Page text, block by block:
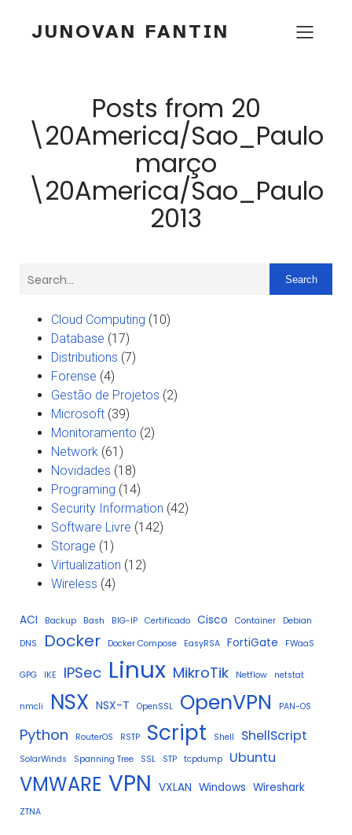
JUNOVAN FANTIN
Posts from 20
\20America/Sao_Paulo
março
\20America/Sao_Paulo
2013
Search
Cloud Computing (10)
Database (17)
Distributions (7)
Forense (4)
Gestão de Projetos (2)
Microsoft (39)
Monitoramento (2)
Network (61)
Novidades (18)
Programing (14)
Security Information (42)
Software Livre (142)
Storage (1)
Virtualization (12)
Wireless (4)
ACI Backup Bash BIG-IP Certificado Cisco Container
Debian
DNS
Docker Docker Compose EasyRSA FortiGate FWaaS
GPG IKE IPSec Linux MikroTik Netflow netstat
nmcli NSX NSX-T OpenSSL OpenVPN PAN-OS
Python RouterOS RSTP Script Shell ShellScript
SolarWinds Spanning Tree SSL STP tcpdump Ubuntu
VMWARE VPN VXLAN Windows Wireshark
ZTNA